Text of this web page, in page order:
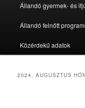
Állandó gyermek- és
Állandó felnőtt
Közérdekű adatok
2024. AUGUSZTUS